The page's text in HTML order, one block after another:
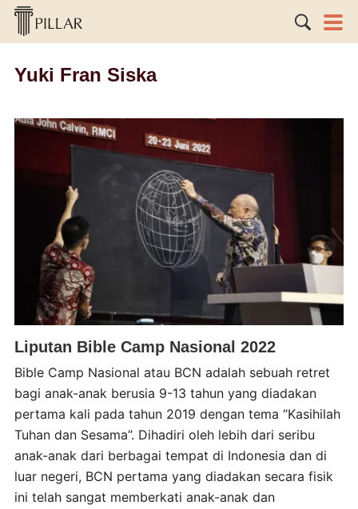
Yuki Fran Siska
Liputan Bible Camp Nasional 2022
Bible Camp Nasional atau BCN adalah sebuah retret
bagi anak-anak berusia 9-13 tahun yang diadakan
pertama kali pada tahun 2019 dengan tema “Kasihilah
Tuhan dan Sesama”. Dihadiri oleh lebih dari seribu
anak-anak dari berbagai tempat di Indonesia dan di
luar negeri, BCN pertama yang diadakan secara fisik
ini telah sangat memberkati anak-anak dan